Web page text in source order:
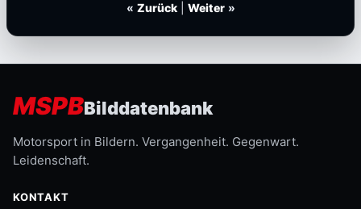
« Zurück| Weiter »
MSPBBilddatenbank
Motorsport in Bildern. Vergangenheit. Gegenwart.
Leidenschaft.
KONTAKT